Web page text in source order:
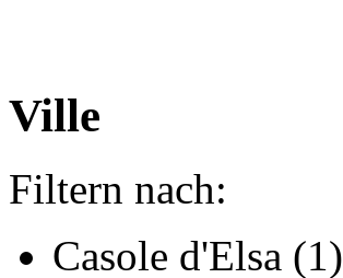
Ville
Filtern nach:
Casole d'Elsa (1)